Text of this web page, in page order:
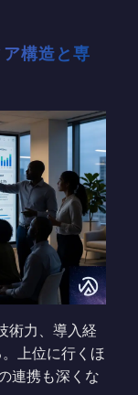
構造と専
術力、導入経
上位に行くほ
連携も深くな